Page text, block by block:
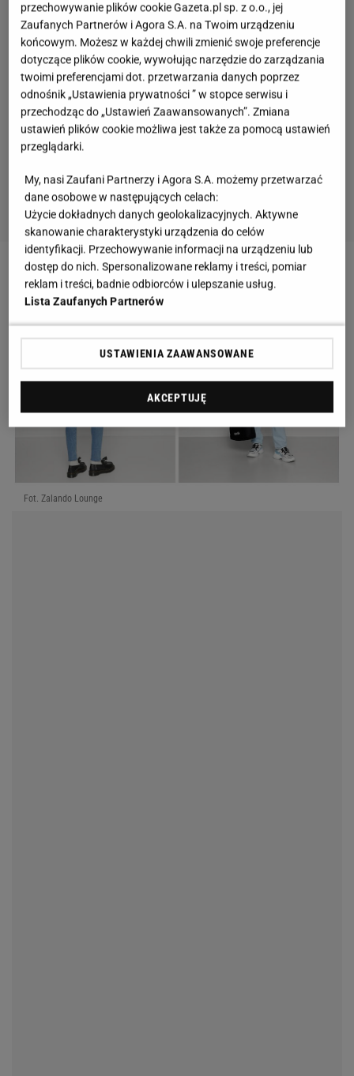
Fot. Zalando Lounge
przechowywanie plików cookie Gazeta.pl sp. z o.o., jej
Zaufanych Partnerów i Agora S.A. na Twoim urządzeniu
końcowym. Możesz w każdej chwili zmienić swoje preferencje
dotyczące plików cookie, wywołując narzędzie do zarządzania
twoimi preferencjami dot. przetwarzania danych poprzez
odnośnik „Ustawienia prywatności ” w stopce serwisu i
przechodząc do „Ustawień Zaawansowanych”. Zmiana
ustawień plików cookie możliwa jest także za pomocą ustawień
przeglądarki.
My, nasi Zaufani Partnerzy i Agora S.A. możemy przetwarzać
dane osobowe w następujących celach:
Użycie dokładnych danych geolokalizacyjnych. Aktywne
skanowanie charakterystyki urządzenia do celów
identyfikacji. Przechowywanie informacji na urządzeniu lub
dostęp do nich. Spersonalizowane reklamy i treści, pomiar
reklam i treści, badnie odbiorców i ulepszanie usług.
Lista Zaufanych Partnerów
USTAWIENIA ZAAWANSOWANE
AKCEPTUJĘ